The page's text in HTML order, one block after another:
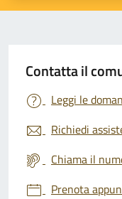
Contatta il
Leggi le
Richiedi
Chiama il
Prenota